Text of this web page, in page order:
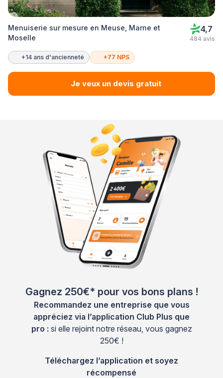
Menuiserie sur mesure en Meuse, Marne et
Moselle
4,7
484 avis
+14 ans d'ancienneté +77 NPS
Je veux un devis gratuit
Gagnez 250€* pour vos bons plans !
Recommandez une entreprise que vous
appréciez via l’application Club Plus que
pro : si elle rejoint notre réseau, vous gagnez
250€ !
Téléchargez l’application et soyez
récompensé